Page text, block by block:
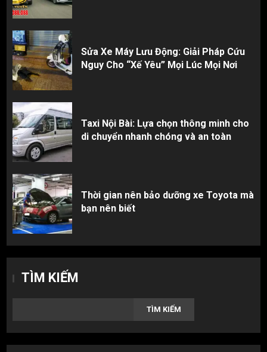
Sửa Xe Máy Lưu Động: Giải Pháp Cứu
Nguy Cho “Xế Yêu” Mọi Lúc Mọi Nơi
Taxi Nội Bài: Lựa chọn thông minh cho
di chuyển nhanh chóng và an toàn
Thời gian nên bảo dưỡng xe Toyota mà
bạn nên biết
TÌM KIẾM
TÌM KIẾM